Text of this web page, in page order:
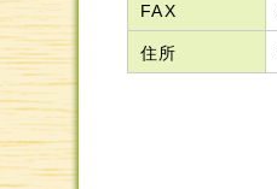
FAX
住所